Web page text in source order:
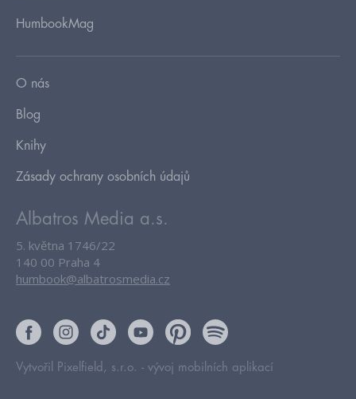
HumbookMag
O nás
Blog
Knihy
Zásady ochrany osobních údajů
Albatros Media a.s.
5. května 1746/22
140 00 Praha 4
humbook@albatrosmedia.cz
Vytvořil Pixelfield, s.r.o. - vývoj mobilních aplikací